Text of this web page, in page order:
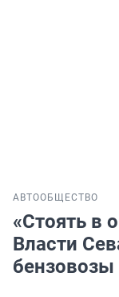
АВТООБЩЕСТВО
«Стоять в
Власти